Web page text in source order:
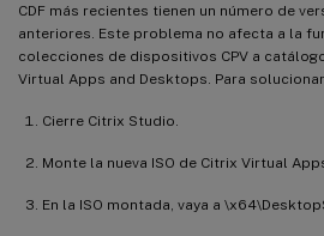
CDF más recientes tienen un número de
anteriores. Este problema no afecta a la
colecciones de dispositivos CPV a
Virtual Apps and Desktops. Para
Cierre Citrix Studio.
Monte la nueva ISO de Citrix Virtual
En la ISO montada, vaya a